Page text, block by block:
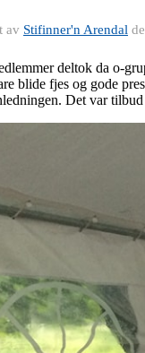
av Stifinner'n Arendal
deltok da o-
blide fjes og gode
Det var